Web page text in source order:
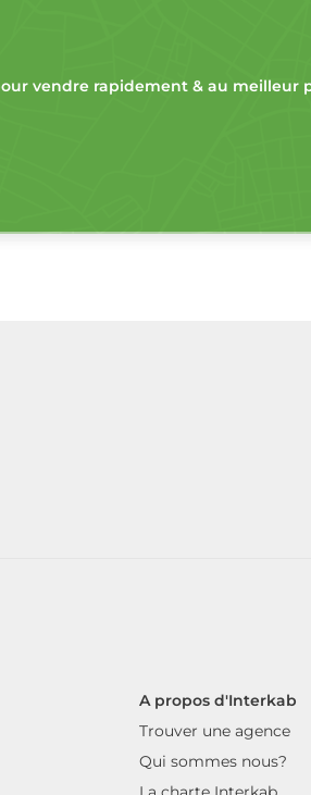
vendre rapidement & au meilleur
A propos d'Interkab
Trouver une agence
Qui sommes nous?